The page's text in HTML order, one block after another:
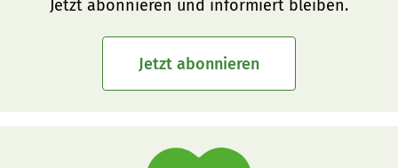
Jetzt abonnieren und informiert bleiben.
Jetzt abonnieren